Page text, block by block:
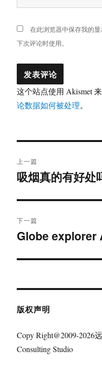
在此浏览器中保存我的
下次评论时使用。
这个站点使用 Akismet
论数据如何被处理。
章
航
上一篇
上
文
章：
吸烟真的有好处
下一篇
下
文
Globe explorer
版权声明
Copy Right@2009-2026
Consulting Studio